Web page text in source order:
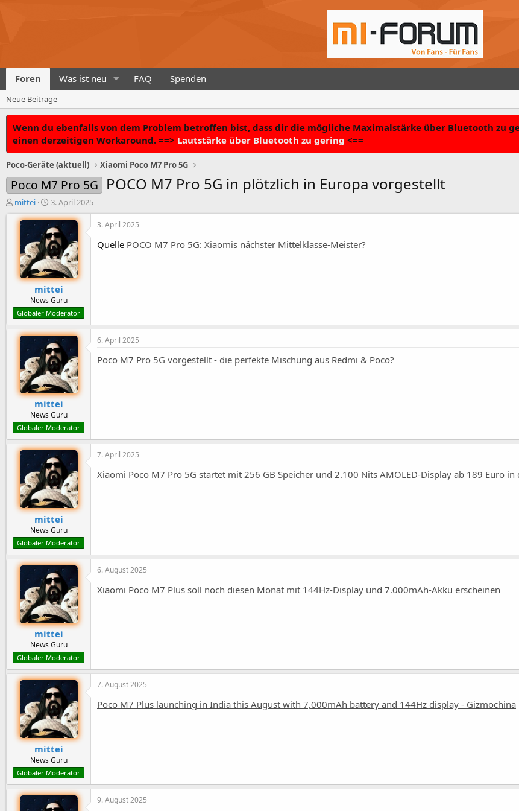
Foren Was ist neu FAQ Spenden
Neue Beiträge
Wenn du ebenfalls von dem Problem betroffen bist, dass dir die mögliche Maximalstärke über Bluetooth zu
einen derzeitigen Workaround. ==> Lautstärke über Bluetooth zu gering <==
Poco-Geräte (aktuell) Xiaomi Poco M7 Pro 5G
Poco M7 Pro 5G POCO M7 Pro 5G in plötzlich in Europa vorgestellt
T
h
e
t
t
e
mittei
B
e
g
i
n
n
d
a
t
u
m
3. April 2025
mittei
News Guru
Globaler Moderator
3. April 2025
Quelle POCO M7 Pro 5G: Xiaomis nächster Mittelklasse-Meister?
mittei
News Guru
Globaler Moderator
6. April 2025
Poco M7 Pro 5G vorgestellt - die perfekte Mischung aus Redmi & Poco?
mittei
News Guru
Globaler Moderator
7. April 2025
Xiaomi Poco M7 Pro 5G startet mit 256 GB Speicher und 2.100 Nits AMOLED-Display ab 189 Euro in
mittei
News Guru
Globaler Moderator
6. August 2025
Xiaomi Poco M7 Plus soll noch diesen Monat mit 144Hz-Display und 7.000mAh-Akku erscheinen
mittei
News Guru
Globaler Moderator
7. August 2025
Poco M7 Plus launching in India this August with 7,000mAh battery and 144Hz display - Gizmochina
9. August 2025